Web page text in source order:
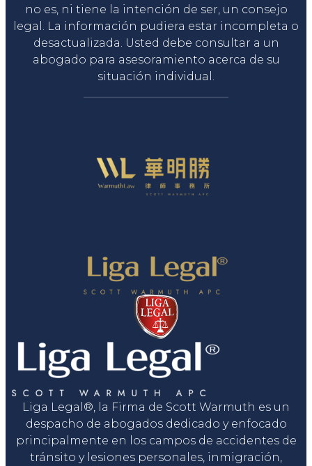
no es, ni tiene la intención de ser, un consejo
legal. La información pudiera estar incompleta o
desactualizada. Usted debe consultar a un
abogado para asesoramiento acerca de su
situación individual.
Liga Legal®, la Firma de Scott Warmuth es un
despacho de abogados dedicado y enfocado
principalmente en los campos de accidentes de
tránsito y lesiones personales, inmigración,